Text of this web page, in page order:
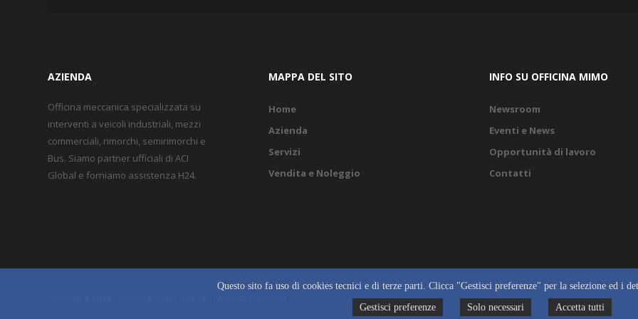
AZIENDA
Officina meccanica specializzata su
interventi a veicoli industriali, mezzi
commerciali, rimorchi, semirimorchi e
Bus. Siamo partner ufficiali di ACI
Global e forniamo assistenza H24.
MAPPA DEL SITO
Home
Azienda
Servizi
Vendita e Noleggio
INFO SU OFFICINA MIMO
Newsroom
Eventi e News
Opportunità di lavoro
Contatti
Questo sito fa uso di cookies tecnici e di terze parti. Clicca "Gestisci preferenze" per la selezione ed i
Gestisci preferenze
Solo necessari Accetta tutti